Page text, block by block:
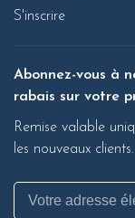
S'inscrire
Abonnez-vous à
rabais sur votre
Remise valable
les nouveaux clients.